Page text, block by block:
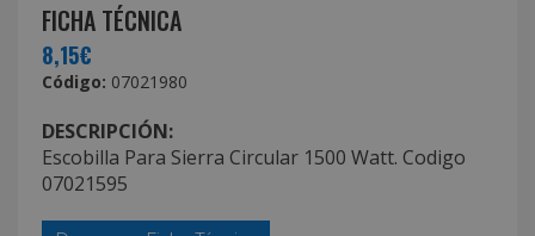
FICHA TÉCNICA
8,15€
Código: 07021980
DESCRIPCIÓN:
Escobilla Para Sierra Circular 1500 Watt. Codigo
07021595